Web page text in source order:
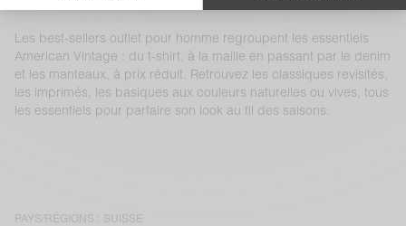
Les best-sellers outlet pour homme regroupent les essentiels
American Vintage : du t-shirt, à la maille en passant par le denim
et les manteaux, à prix réduit. Retrouvez les classiques revisités,
les imprimés, les basiques aux couleurs naturelles ou vives, tous
les essentiels pour parfaire son look au fil des saisons.
PAYS/RÉGIONS : SUISSE